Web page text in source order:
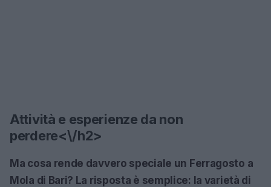
Attività e esperienze da non
perdere<\/h2>
Ma cosa rende davvero speciale un Ferragosto a
Mola di Bari? La risposta è semplice: la varietà di